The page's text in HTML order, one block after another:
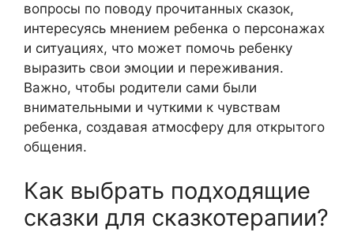
вопросы по поводу прочитанных сказок,
интересуясь мнением ребенка о персонажах
и ситуациях, что может помочь ребенку
выразить свои эмоции и переживания.
Важно, чтобы родители сами были
внимательными и чуткими к чувствам
ребенка, создавая атмосферу для открытого
общения.
Как выбрать подходящие
сказки для сказкотерапии?